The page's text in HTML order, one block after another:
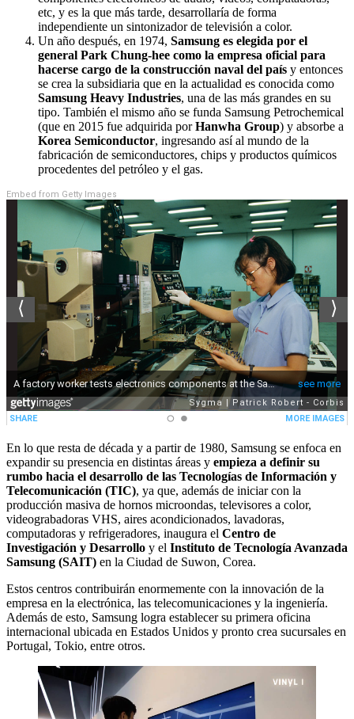
etc, y es la que más tarde, desarrollaría de forma
independiente un sintonizador de televisión a color.
Un año después, en 1974, Samsung es elegida por el
general Park Chung-hee como la empresa oficial para
hacerse cargo de la construcción naval del país y entonces
se crea la subsidiaria que en la actualidad es conocida como
Samsung Heavy Industries, una de las más grandes en su
tipo. También el mismo año se funda Samsung Petrochemical
(que en 2015 fue adquirida porHanwha Group) y absorbe a
Korea Semiconductor, ingresando así al mundo de la
fabricación de semiconductores, chips y productos químicos
procedentes del petróleo y el gas.
Embed from Getty Images
En lo que resta de década y a partir de 1980, Samsung se enfoca en
expandir su presencia en distintas áreas y empieza a definir su
rumbo hacia el desarrollo de las Tecnologías de Información y
Telecomunicación (TIC), ya que, además de iniciar con la
producción masiva de hornos microondas, televisores a color,
videograbadoras VHS, aires acondicionados, lavadoras,
computadoras y refrigeradores, inaugura el Centro de
Investigación y Desarrollo y el Instituto de Tecnología Avanzada
Samsung (SAIT) en la Ciudad de Suwon, Corea.
Estos centros contribuirán enormemente con la innovación de la
empresa en la electrónica, las telecomunicaciones y la ingeniería.
Además de esto, Samsung logra establecer su primera oficina
internacional ubicada en Estados Unidos y pronto crea sucursales en
Portugal, Tokio, entre otros.